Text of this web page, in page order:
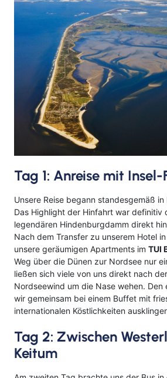
Silvesterreisen
Sportreisen
Städtereisen
Wellness Kurzurlaub
Top Reise Deals
Reiseziele entdecken
Reedereien
Rhein-Kreuzfahrten
Flusskreuzfahrten Last
Kreuzfahrten Last Minute
Tag 1: Anreise mit Insel-
Unsere Reise begann standesgemäß
Das Highlight der Hinfahrt war definitiv
legendären Hindenburgdamm direkt
Nach dem Transfer zu unserem Hotel
unsere geräumigen Apartments im TUI
Weg über die Dünen zur Nordsee nur
ließen sich viele von uns direkt nach
Nordseewind um die Nase wehen. Den
wir gemeinsam bei einem Buffet mit
internationalen Köstlichkeiten
Tag 2: Zwischen
Keitum